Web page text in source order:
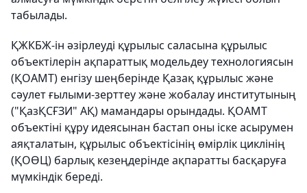
табылады.
ҚЖКБЖ-ін әзірлеуді құрылыс саласына құрылыс
объектілерін ақпараттық модельдеу технологиясын
(ҚОАМТ) енгізу шеңберінде Қазақ құрылыс және
сәулет ғылыми-зерттеу және жобалау институтының
("ҚазҚСҒЗИ" АҚ) мамандары орындады. ҚОАМТ
объектіні құру идеясынан бастап оны іске асырумен
аяқталатын, құрылыс объектісінің өмірлік циклінің
(ҚОӨЦ) барлық кезеңдерінде ақпаратты басқаруға
мүмкіндік береді.